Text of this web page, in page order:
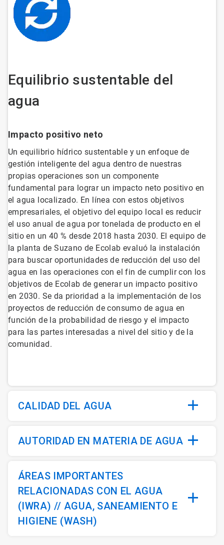
Equilibrio sustentable del
agua
Impacto positivo neto
Un equilibrio hídrico sustentable y un enfoque de
gestión inteligente del agua dentro de nuestras
propias operaciones son un componente
fundamental para lograr un impacto neto positivo en
el agua localizado. En línea con estos objetivos
empresariales, el objetivo del equipo local es reducir
el uso anual de agua por tonelada de producto en el
sitio en un 40 % desde 2018 hasta 2030. El equipo de
la planta de Suzano de Ecolab evaluó la instalación
para buscar oportunidades de reducción del uso del
agua en las operaciones con el fin de cumplir con los
objetivos de Ecolab de generar un impacto positivo
en 2030. Se da prioridad a la implementación de los
proyectos de reducción de consumo de agua en
función de la probabilidad de riesgo y el impacto
para las partes interesadas a nivel del sitio y de la
comunidad.
CALIDAD DEL AGUA
AUTORIDAD EN MATERIA DE AGUA
ÁREAS IMPORTANTES
RELACIONADAS CON EL AGUA
(IWRA) // AGUA, SANEAMIENTO E
HIGIENE (WASH)